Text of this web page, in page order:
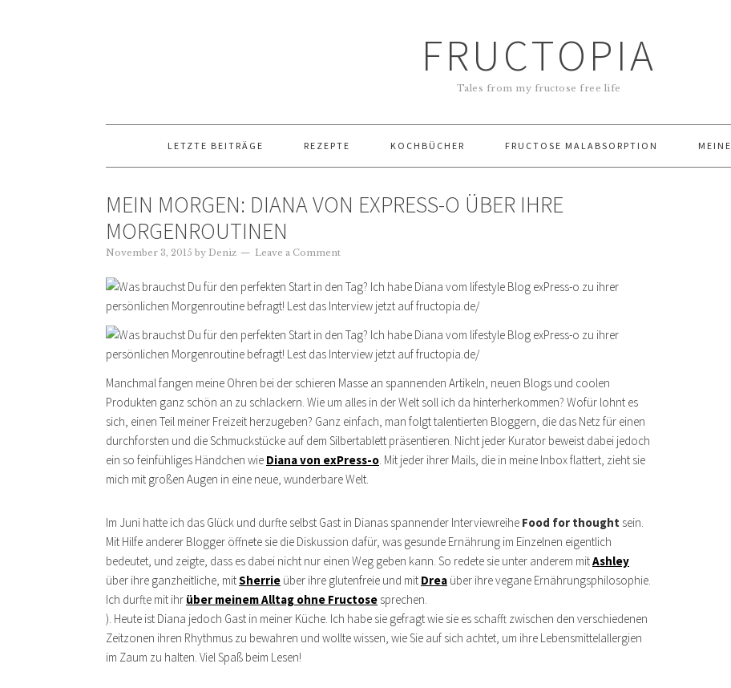
FRUCTOPIA
Tales from my fructose free life
LETZTE BEITRÄGE REZEPTE KOCHBÜCHER FRUCTOSE MALABSORPTION
MEIN MORGEN: DIANA VON EXPRESS-O ÜBER IHRE
MORGENROUTINEN
November 3, 2015 by Deniz Leave a Comment
Manchmal fangen meine Ohren bei der schieren Masse an spannenden Artikeln, neuen Blogs und coolen
Produkten ganz schön an zu schlackern. Wie um alles in der Welt soll ich da hinterherkommen? Wofür lohnt es
sich, einen Teil meiner Freizeit herzugeben? Ganz einfach, man folgt talentierten Bloggern, die das Netz für einen
durchforsten und die Schmuckstücke auf dem Silbertablett präsentieren. Nicht jeder Kurator beweist dabei jedoch
ein so feinfühliges Händchen wie Diana von exPress-o. Mit jeder ihrer Mails, die in meine Inbox flattert, zieht sie
mich mit großen Augen in eine neue, wunderbare Welt.
Im Juni hatte ich das Glück und durfte selbst Gast in Dianas spannender Interviewreihe Food for thought sein.
Mit Hilfe anderer Blogger öffnete sie die Diskussion dafür, was gesunde Ernährung im Einzelnen eigentlich
bedeutet, und zeigte, dass es dabei nicht nur einen Weg geben kann. So redete sie unter anderem mitAshley
über ihre ganzheitliche, mitSherrie über ihre glutenfreie und mit Drea über ihre vegane Ernährungsphilosophie.
Ich durfte mit ihr über meinem Alltag ohne Fructose sprechen.
). Heute ist Diana jedoch Gast in meiner Küche. Ich habe sie gefragt wie sie es schafft zwischen den verschiedenen
Zeitzonen ihren Rhythmus zu bewahren und wollte wissen, wie Sie auf sich achtet, um ihre Lebensmittelallergien
im Zaum zu halten. Viel Spaß beim Lesen!